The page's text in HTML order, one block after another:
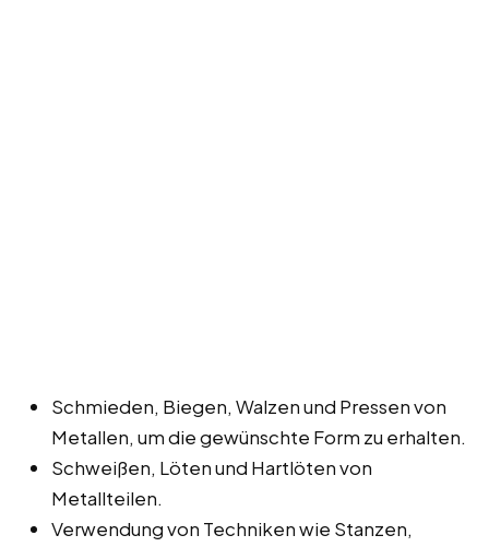
Schmieden, Biegen, Walzen und Pressen von
Metallen, um die gewünschte Form zu erhalten.
Schweißen, Löten und Hartlöten von
Metallteilen.
Verwendung von Techniken wie Stanzen,